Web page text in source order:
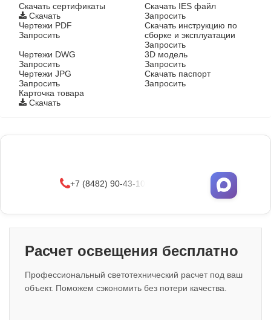
Cкачать сертификаты
Скачать
Скачать IES файл
Запросить
Чертежи PDF
Запросить
Скачать инструкцию по
сборке и эксплуатации
Запросить
Чертежи DWG
Запросить
3D модель
Запросить
Чертежи JPG
Запросить
Скачать паспорт
Запросить
Карточка товара
Скачать
+7 (8482) 90-43-10
Расчет освещения бесплатно
Профессиональный светотехнический расчет под ваш
объект. Поможем сэкономить без потери качества.